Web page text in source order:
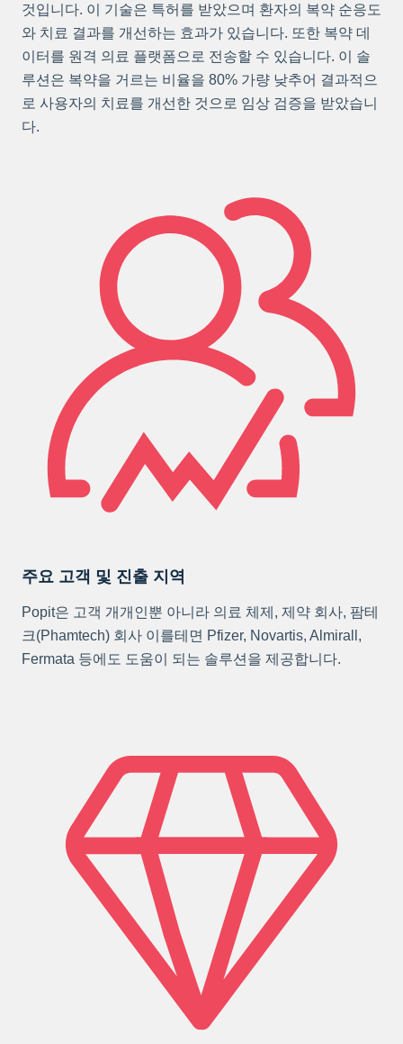
것입니다. 이 기술은 특허를 받았으며 환자의 복약 순응도
와 치료 결과를 개선하는 효과가 있습니다. 또한 복약 데
이터를 원격 의료 플랫폼으로 전송할 수 있습니다. 이 솔
루션은 복약을 거르는 비율을 80% 가량 낮추어 결과적으
로 사용자의 치료를 개선한 것으로 임상 검증을 받았습니
다.
주요 고객 및 진출 지역
Popit은 고객 개개인뿐 아니라 의료 체제, 제약 회사, 팜테
크(Phamtech) 회사 이를테면 Pfizer, Novartis, Almirall,
Fermata 등에도 도움이 되는 솔루션을 제공합니다.